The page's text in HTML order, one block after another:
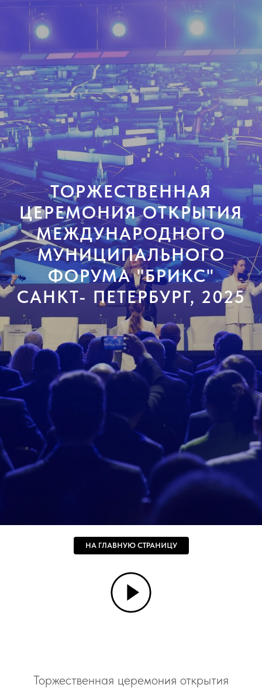
ТОРЖЕСТВЕННАЯ
ЦЕРЕМОНИЯ ОТКРЫТИЯ
МЕЖДУНАРОДНОГО
МУНИЦИПАЛЬНОГО
ФОРУМА "БРИКС"
САНКТ- ПЕТЕРБУРГ, 2025
НА ГЛАВНУЮ СТРАНИЦУ
Торжественная церемония открытия